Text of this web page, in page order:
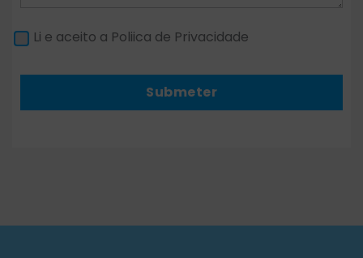
Li e aceito a Poliica de Privacidade
Submeter